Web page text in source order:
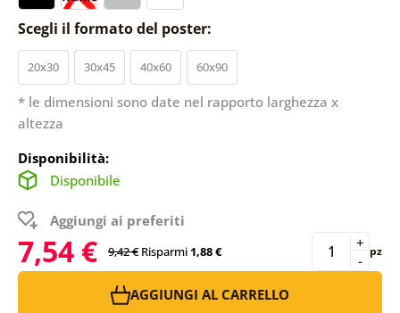
Scegli il formato del poster:
20x30 30x45 40x60 60x90
* le dimensioni sono date nel rapporto larghezza x
altezza
Disponibilità:
Disponibile
Aggiungi ai preferiti
7,54 € 9,42 € Risparmi1,88 € -
+ pz
AGGIUNGI AL CARRELLO